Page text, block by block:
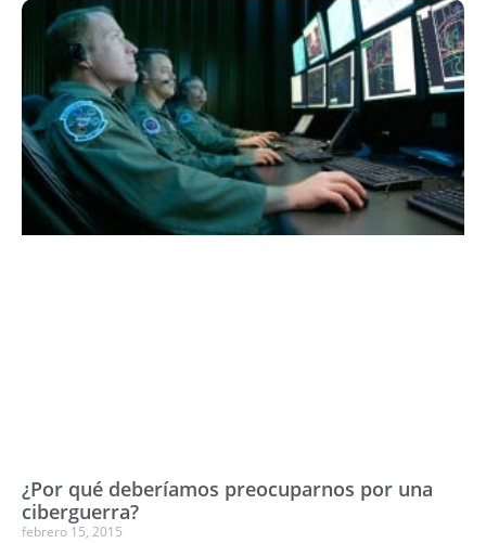
¿Por qué deberíamos preocuparnos por una
ciberguerra?
febrero 15, 2015